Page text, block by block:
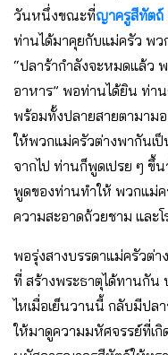
วันหนึ่งขณะที่ญาครูสีทัตถ์
ท่านได้มาคุยกับแม่ครัว พว
“ปลาร้ากําลังจะหมดแล้ว
อาหาร” พอท่านได้ยิน ท่า
พร้อมทั้งปลายสายตามาม
ให้พวกแม่ครัวต่างพากันเ
จากไป ท่านก็พูดเปรย ๆ ขึ้น
พูดของท่านทําให้ พวกแม่
ความสะอาดถ้วยชาม และโ
พอรุ่งสางบรรดาแม่ครัวต่า
ที่ สร้างพระธาตุได้ทานกัน
ไหเมื่อเย็นวานนี้ กลับมีปล
ให้มาดูความมหัศจรรย์ที่เ